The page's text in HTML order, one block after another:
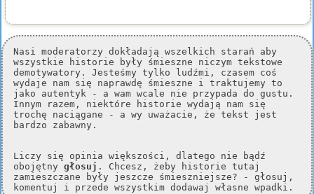
Nasi moderatorzy dokładają wszelkich starań aby
wszystkie historie były śmieszne niczym tekstowe
demotywatory. Jesteśmy tylko ludźmi, czasem coś
wydaje nam się naprawdę śmieszne i traktujemy to
jako autentyk - a wam wcale nie przypada do gustu.
Innym razem, niektóre historie wydają nam się
trochę naciągane - a wy uważacie, że tekst jest
bardzo zabawny.
Liczy się opinia większości, dlatego nie bądź
obojętny głosuj . Chcesz, żeby historie tutaj
zamieszczane były jeszcze śmieszniejsze? - głosuj,
komentuj i przede wszystkim dodawaj własne wpadki.